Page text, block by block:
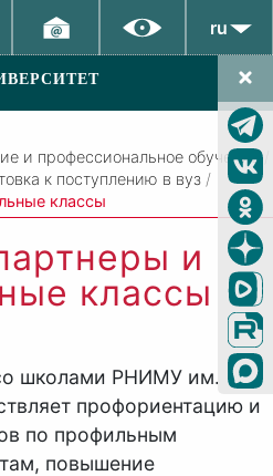
ru
и профессиональное обучение
к поступлению в вуз /
классы
и
классы
школами РНИМУ им.
профориентацию и
по профильным
повышение